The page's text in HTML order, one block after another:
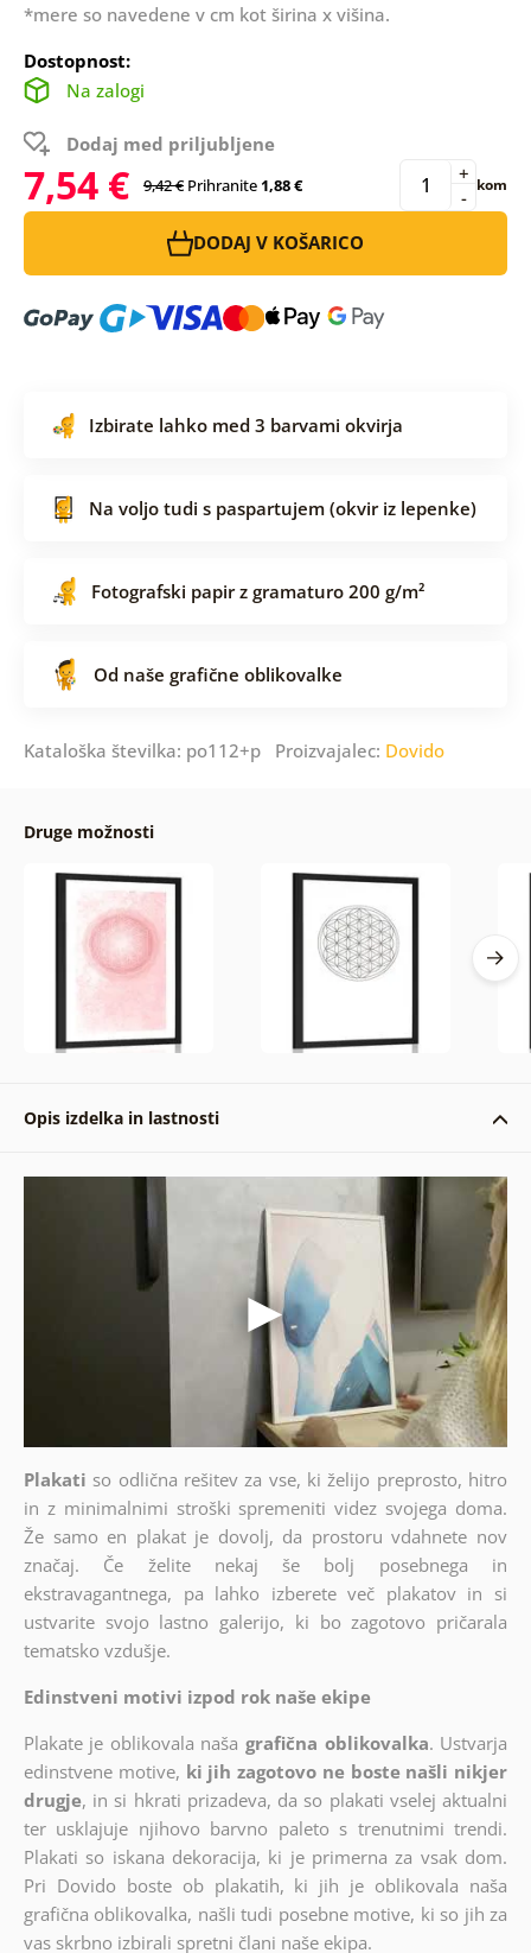
*mere so navedene v cm kot širina x višina.
Dostopnost:
Na zalogi
Dodaj med priljubljene
7,54 € 9,42 € Prihranite1,88 € -
+ kom
DODAJ V KOŠARICO
Izbirate lahko med 3 barvami okvirja
Na voljo tudi s paspartujem (okvir iz lepenke)
Fotografski papir z gramaturo 200 g/m²
Od naše grafične oblikovalke
Kataloška številka: po112+p Proizvajalec: Dovido
Druge možnosti
Opis izdelka in lastnosti
Plakati so odlična rešitev za vse, ki želijo preprosto, hitro
in z minimalnimi stroški spremeniti videz svojega doma.
Že samo en plakat je dovolj, da prostoru vdahnete nov
značaj. Če želite nekaj še bolj posebnega in
ekstravagantnega, pa lahko izberete več plakatov in si
ustvarite svojo lastno galerijo, ki bo zagotovo pričarala
tematsko vzdušje.
Edinstveni motivi izpod rok naše ekipe
Plakate je oblikovala naša grafična oblikovalka. Ustvarja
edinstvene motive, ki jih zagotovo ne boste našli nikjer
drugje, in si hkrati prizadeva, da so plakati vselej aktualni
ter usklajuje njihovo barvno paleto s trenutnimi trendi.
Plakati so iskana dekoracija, ki je primerna za vsak dom.
Pri Dovido boste ob plakatih, ki jih je oblikovala naša
grafična oblikovalka, našli tudi posebne motive, ki so jih za
vas skrbno izbirali spretni člani naše ekipa.